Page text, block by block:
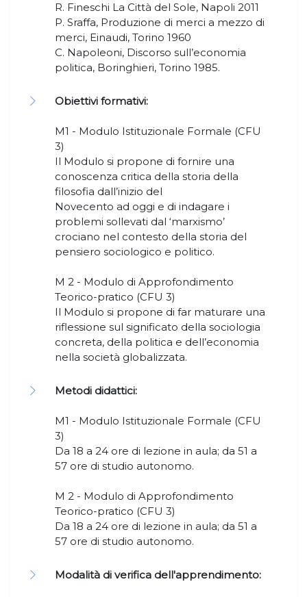
R. Fineschi La Città del Sole, Napoli 2011
P. Sraffa, Produzione di merci a mezzo di
merci, Einaudi, Torino 1960
C. Napoleoni, Discorso sull’economia
politica, Boringhieri, Torino 1985.
Obiettivi formativi:
M1 - Modulo Istituzionale Formale (CFU
3)
Il Modulo si propone di fornire una
conoscenza critica della storia della
filosofia dall’inizio del
Novecento ad oggi e di indagare i
problemi sollevati dal ‘marxismo’
crociano nel contesto della storia del
pensiero sociologico e politico.
M 2 - Modulo di Approfondimento
Teorico-pratico (CFU 3)
Il Modulo si propone di far maturare una
riflessione sul significato della sociologia
concreta, della politica e dell’economia
nella società globalizzata.
Metodi didattici:
M1 - Modulo Istituzionale Formale (CFU
3)
Da 18 a 24 ore di lezione in aula; da 51 a
57 ore di studio autonomo.
M 2 - Modulo di Approfondimento
Teorico-pratico (CFU 3)
Da 18 a 24 ore di lezione in aula; da 51 a
57 ore di studio autonomo.
Modalità di verifica dell'apprendimento: